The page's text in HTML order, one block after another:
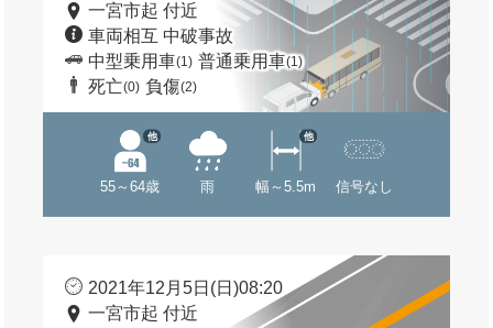
一宮市起 付近
車両相互 中破事故
中型乗用車(1) 普通乗用車(1)
死亡(0) 負傷(2)
55～64歳
他
雨 幅～5.5m
他
信号なし
2021年12月5日(日)08:20
一宮市起 付近